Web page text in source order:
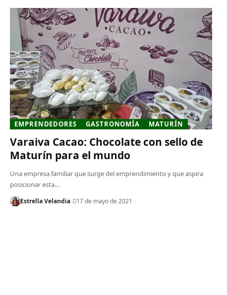
EMPRENDEDORES GASTRONOMÍA MATURÍN
Varaiva Cacao: Chocolate con sello de
Maturín para el mundo
Una empresa familiar que surge del emprendimiento y que aspira
posicionar esta…
Estrella Velandia 17 de mayo de 2021